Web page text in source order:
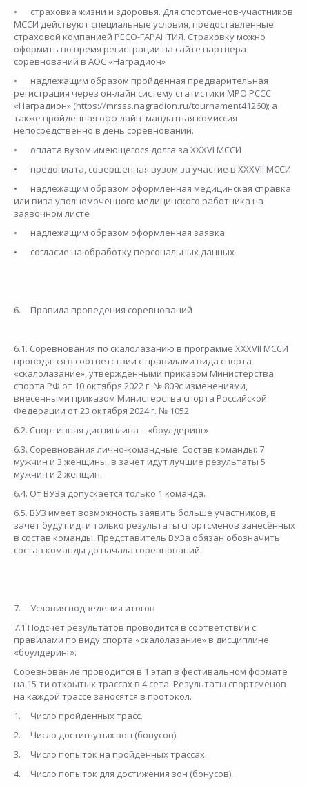
•
страховка жизни и здоровья. Для спортсменов-участников
МССИ действуют специальные условия, предоставленные
страховой компанией РЕСО-ГАРАНТИЯ. Страховку можно
оформить во время регистрации на сайте партнера
соревнований в АОС «Наградион»
•
надлежащим образом пройденная предварительная
регистрация через он-лайн систему статистики МРО РССС
«Наградион» (https://mrsss.nagradion.ru/tournament41260); а
также пройденная офф-лайн мандатная комиссия
непосредственно в день соревнований.
•
оплата вузом имеющегося долга за XXXVI МССИ
•
предоплата, совершенная вузом за участие в ХХХVII МССИ
•
надлежащим образом оформленная медицинская справка
или виза уполномоченного медицинского работника на
заявочном листе
•
надлежащим образом оформленная заявка.
•
согласие на обработку персональных данных
6. Правила проведения соревнований
6.1. Соревнования по скалолазанию в программе XXXVII МССИ
проводятся в соответствии с правилами вида спорта
«скалолазание», утверждёнными приказом Министерства
спорта РФ от 10 октября 2022 г. № 809с изменениями,
внесенными приказом Министерства спорта Российской
Федерации от 23 октября 2024 г. № 1052
6.2. Спортивная дисциплина – «боулдеринг»
6.3. Соревнования лично-командные. Состав команды: 7
мужчин и 3 женщины, в зачет идут лучшие результаты 5
мужчин и 2 женщин.
6.4. От ВУЗа допускается только 1 команда.
6.5. ВУЗ имеет возможность заявить больше участников, в
зачет будут идти только результаты спортсменов занесённых
в состав команды. Представитель ВУЗа обязан обозначить
состав команды до начала соревнований.
7.
Условия подведения итогов
7.1 Подсчет результатов проводится в соответствии с
правилами по виду спорта «скалолазание» в дисциплине
«боулдеринг».
Соревнование проводится в 1 этап в фестивальном формате
на 15-ти открытых трассах в 4 сета. Результаты спортсменов
на каждой трассе заносятся в протокол.
1.
Число пройденных трасс.
2.
Число достигнутых зон (бонусов).
3.
Число попыток на пройденных трассах.
4.
Число попыток для достижения зон (бонусов).